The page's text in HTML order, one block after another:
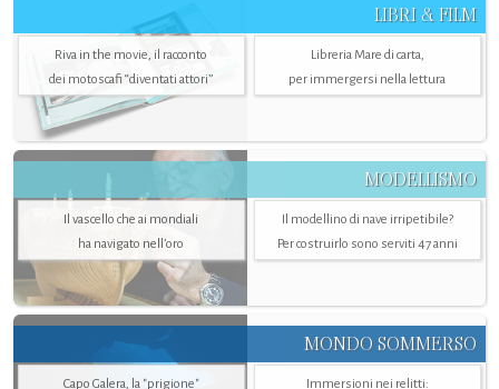
LIBRI & FILM
Riva in the movie, il racconto
dei motoscafi “diventati attori”
Libreria Mare di carta,
per immergersi nella lettura
MODELLISMO
Il vascello che ai mondiali
ha navigato nell’oro
Il modellino di nave irripetibile?
Per costruirlo sono serviti 47 anni
MONDO SOMMERSO
Capo Galera, la "prigione"
Immersioni nei relitti: